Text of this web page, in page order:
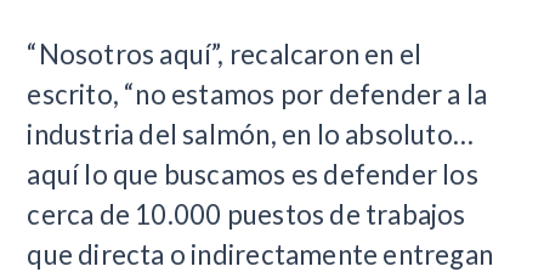
“Nosotros aquí”, recalcaron en el
escrito, “no estamos por defender a la
industria del salmón, en lo absoluto…
aquí lo que buscamos es defender los
cerca de 10.000 puestos de trabajos
que directa o indirectamente entregan